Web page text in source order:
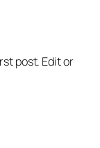
post. Edit or